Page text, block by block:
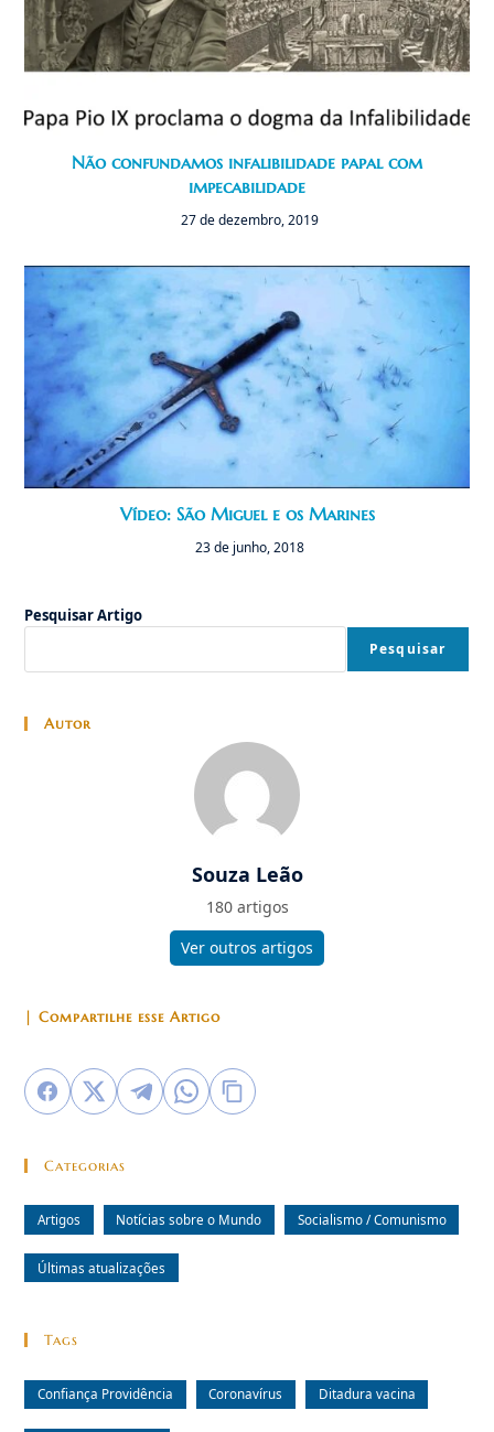
Não confundamos infalibilidade papal com
impecabilidade
27 de dezembro, 2019
Vídeo: São Miguel e os Marines
23 de junho, 2018
Pesquisar Artigo
Pesquisar
Autor
Souza Leão
180 artigos
Ver outros artigos
| Compartilhe esse Artigo
Categorias
Artigos Notícias sobre o Mundo Socialismo / Comunismo
Últimas atualizações
Tags
Confiança Providência Coronavírus Ditadura vacina